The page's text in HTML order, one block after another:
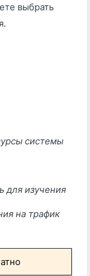
выбрать
системы
для изучения
на трафик